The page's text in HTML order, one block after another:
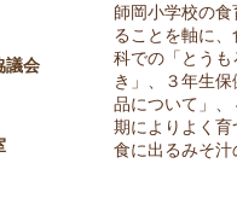
師岡小学校の
ることを軸に
科での「とう
き」、３年生
品について」
期によりよく
食に出るみそ汁
議会